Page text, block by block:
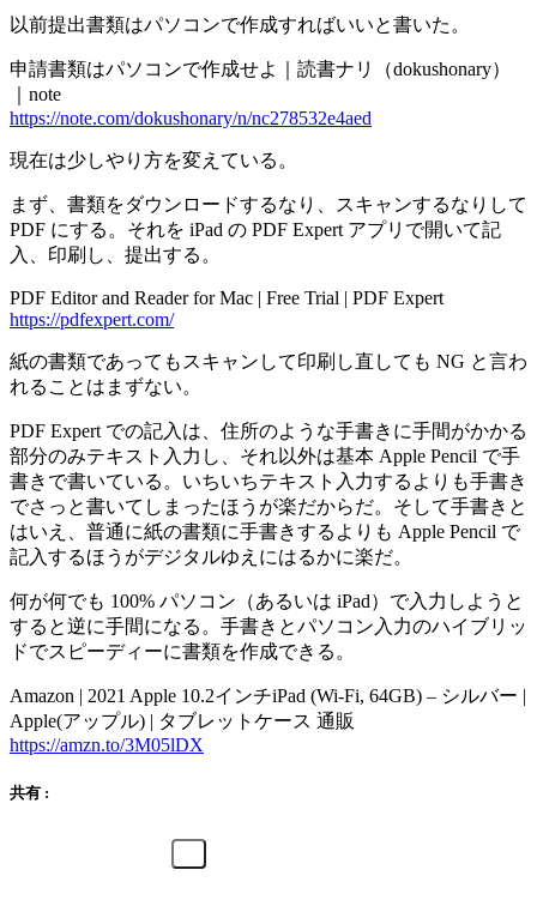
以前提出書類はパソコンで作成すればいいと書いた。
申請書類はパソコンで作成せよ｜読書ナリ（dokushonary）
｜note
https://note.com/dokushonary/n/nc278532e4aed
現在は少しやり方を変えている。
まず、書類をダウンロードするなり、スキャンするなりして
PDF にする。それを iPad の PDF Expert アプリで開いて記
入、印刷し、提出する。
PDF Editor and Reader for Mac | Free Trial | PDF Expert
https://pdfexpert.com/
紙の書類であってもスキャンして印刷し直しても NG と言わ
れることはまずない。
PDF Expert での記入は、住所のような手書きに手間がかかる
部分のみテキスト入力し、それ以外は基本 Apple Pencil で手
書きで書いている。いちいちテキスト入力するよりも手書き
でさっと書いてしまったほうが楽だからだ。そして手書きと
はいえ、普通に紙の書類に手書きするよりも Apple Pencil で
記入するほうがデジタルゆえにはるかに楽だ。
何が何でも 100% パソコン（あるいは iPad）で入力しようと
すると逆に手間になる。手書きとパソコン入力のハイブリッ
ドでスピーディーに書類を作成できる。
Amazon | 2021 Apple 10.2インチiPad (Wi-Fi, 64GB) – シルバー |
Apple(アップル) | タブレットケース 通販
https://amzn.to/3M05lDX
共有 :